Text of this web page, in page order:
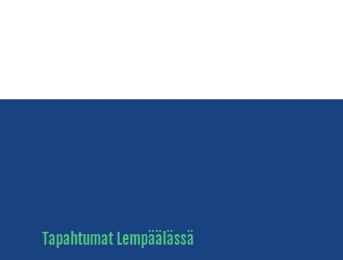
Tapahtumat Lempäälässä